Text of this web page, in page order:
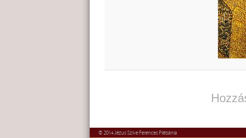
© 2014 Jézus Szíve Ferences Plébánia